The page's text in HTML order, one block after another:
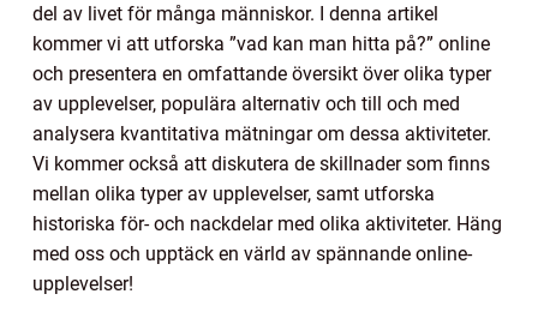
del av livet för många människor. I denna artikel
kommer vi att utforska ”vad kan man hitta på?” online
och presentera en omfattande översikt över olika typer
av upplevelser, populära alternativ och till och med
analysera kvantitativa mätningar om dessa aktiviteter.
Vi kommer också att diskutera de skillnader som finns
mellan olika typer av upplevelser, samt utforska
historiska för- och nackdelar med olika aktiviteter. Häng
med oss och upptäck en värld av spännande online-
upplevelser!